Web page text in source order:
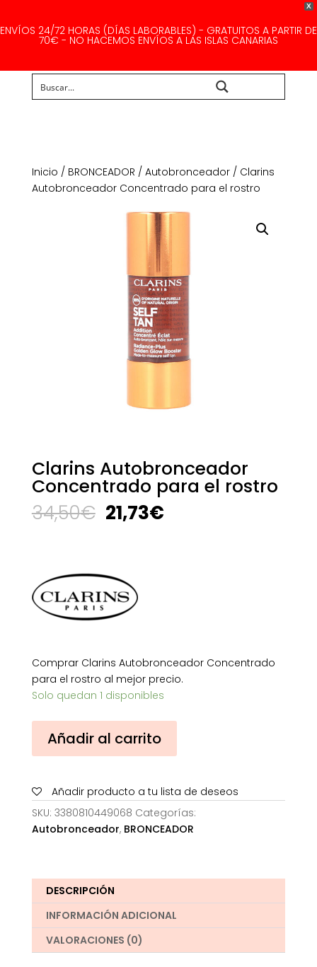
X
ENVÍOS 24/72 HORAS (DÍAS LABORABLES) - GRATUITOS A PARTIR DE
70€ - NO HACEMOS ENVÍOS A LAS ISLAS CANARIAS
Inicio / BRONCEADOR / Autobronceador/ Clarins
Autobronceador Concentrado para el rostro
Clarins Autobronceador
Concentrado para el rostro
34,50€ El
precio
34,50€.
21,73€El
Comprar Clarins Autobronceador Concentrado
para el rostro al mejor precio.
Solo quedan 1 disponibles
Autobronceador
Concentrado
el
rostro
cantidad
Añadir al carrito
Añadir producto a tu lista de deseos
SKU: 3380810449068 Categorías:
Autobronceador, BRONCEADOR
DESCRIPCIÓN
INFORMACIÓN ADICIONAL
VALORACIONES (0)